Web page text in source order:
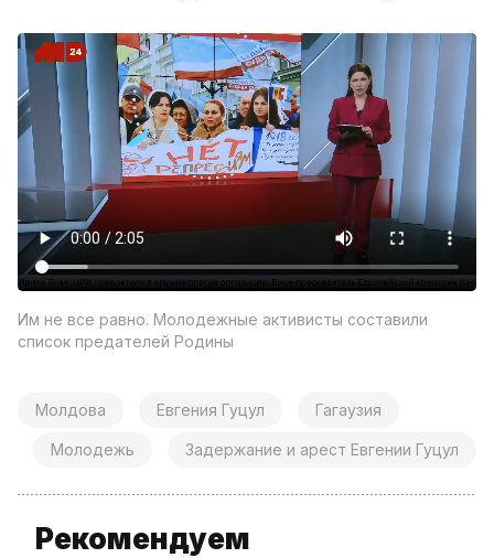
Им не все равно. Молодежные активисты составили
список предателей Родины
Молдова Евгения Гуцул Гагаузия
Молодежь Задержание и арест Евгении Гуцул
Рекомендуем